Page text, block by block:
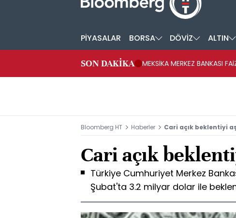
PİYASALAR BORSA DÖVİZ ALTIN
SON DAKİKA MEKSİKA MERKEZ BANKASI
Bloomberg HT Haberler Cari açık beklentiyi
Cari açık
Türkiye Cumhuriyet Merkez
Şubat'ta 3.2 milyar dolar ile